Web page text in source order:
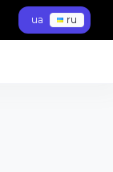
ua ru